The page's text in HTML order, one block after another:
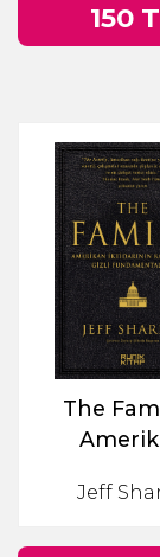
150
The
Jeff